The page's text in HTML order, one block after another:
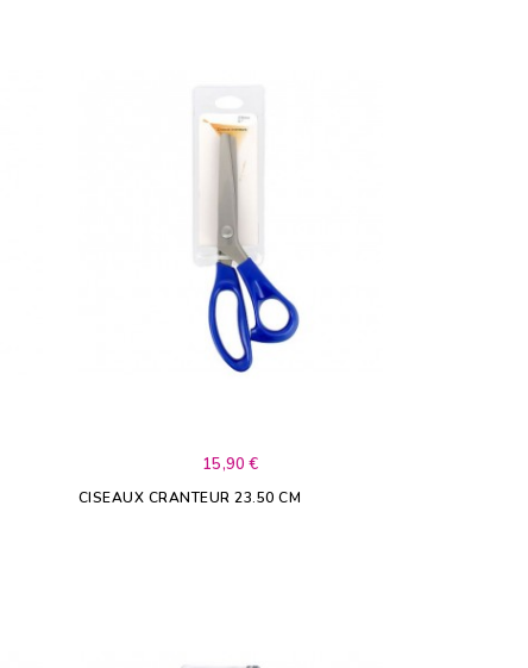
15,90 €
CISEAUX CRANTEUR 23.50 CM